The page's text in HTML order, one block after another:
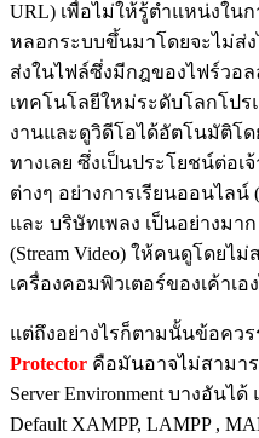
URL) เพื่อไม่ให้รู้ตำแหน่งใน
หลอกระบบขึ้นมาโดยจะไม่ส่
ส่งในไฟล์ซึ่งมีกฎของไฟร์วอล
เทคโนโลยีใหม่ระดับโลกโปร
งานและดูวิดีโอได้อัตโนมัติโ
ทางเลย ซึ่งเป็นประโยชน์ต่อ
ต่างๆ อย่างการเรียนออนไลน์
และ บริษัทเพลง เป็นอย่างมา
(Stream Video) ให้คนดูโดยไ
เครื่องคอมพิวเตอร์ของเค้าเอ
แต่ถึงอย่างไรก็ตามนั้นข้อควร
Protector คือมันอาจไม่สามา
Server Environment บางอัน
Default XAMPP, LAMPP ,